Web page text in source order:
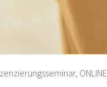
ONLINE